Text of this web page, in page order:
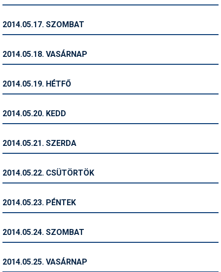
Síszerviz
Snowboard
Szakértők
Telemark
Történelem
2014.05.17. SZOMBAT
2014.05.18. VASÁRNAP
2014.05.19. HÉTFŐ
2014.05.20. KEDD
2014.05.21. SZERDA
2014.05.22. CSÜTÖRTÖK
2014.05.23. PÉNTEK
2014.05.24. SZOMBAT
2014.05.25. VASÁRNAP